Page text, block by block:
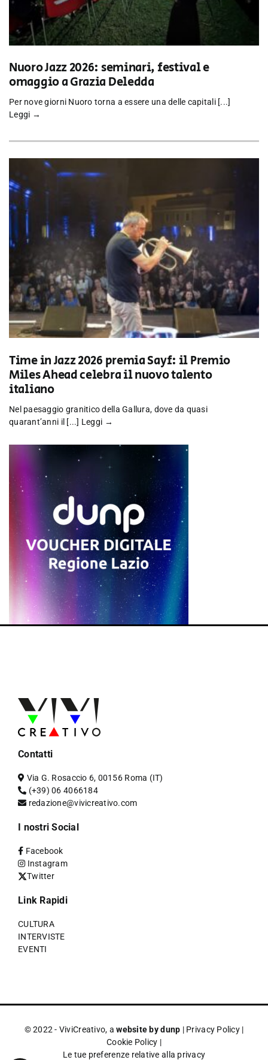
Nuoro Jazz 2026: seminari, festival e
omaggio a Grazia Deledda
Per nove giorni Nuoro torna a essere una delle capitali [...]
Leggi →
Time in Jazz 2026 premia Sayf: il Premio
Miles Ahead celebra il nuovo talento
italiano
Nel paesaggio granitico della Gallura, dove da quasi
quarant’anni il [...] Leggi →
Contatti
Via G. Rosaccio 6, 00156 Roma (IT)
(+39) 06 4066184
redazione@vivicreativo.com
I nostri Social
Facebook
Instagram
Twitter
Link Rapidi
CULTURA
INTERVISTE
EVENTI
© 2022 - ViviCreativo, awebsite by dunp | Privacy Policy|
Cookie Policy |
Le tue preferenze relative alla privacy